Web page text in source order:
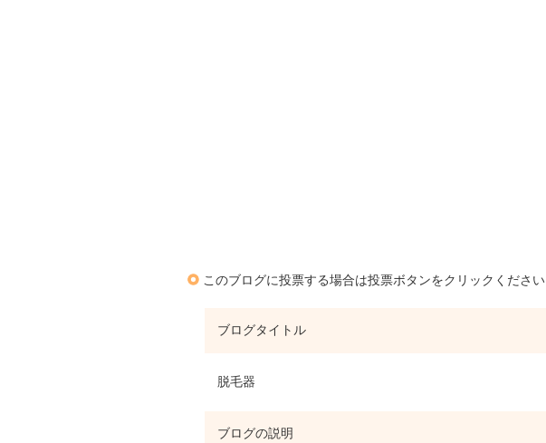
このブログに投票する場合は投票ボタンをクリックください
ブログタイトル
脱毛器
ブログの説明